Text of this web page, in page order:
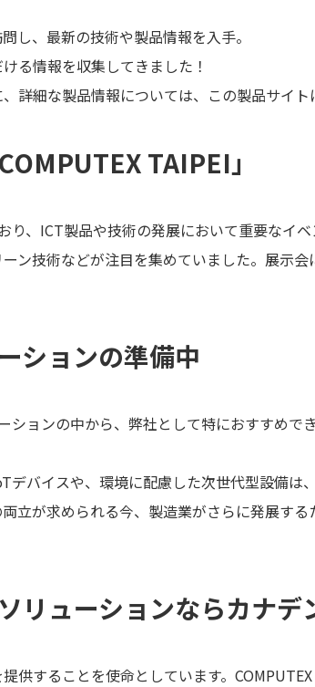
し、最新の技術や製品情報を入手。
る情報を収集してきました！
詳細な製品情報については、この製品サイ
TAIPEI」
り、ICT製品や技術の発展において重要なイ
ン技術などが注目を集めていました。展示
ションの準備中
ションの中から、弊社として特におすすめ
バイスや、環境に配慮した次世代型設備は
立が求められる今、製造業がさらに発展する
リューションならカナデ
供することを使命としています。